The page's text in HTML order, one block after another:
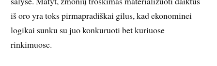
iš oro yra toks pirmapradiškai gilus, kad ekonominei
logikai sunku su juo konkuruoti bet kuriuose
rinkimuose.